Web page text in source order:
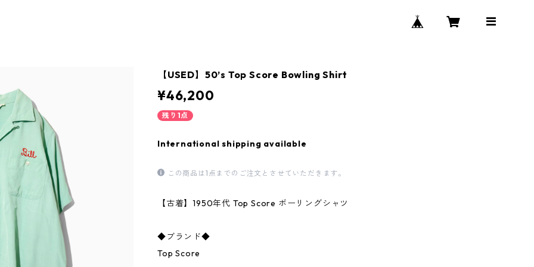
【USED】50’s Top Score Bowling Shirt
¥46,200
残り1点
International shipping available
この商品は1点までのご注文とさせていただきます。
【古着】1950年代 Top Score ボーリングシャツ
◆ブランド◆
Top Score